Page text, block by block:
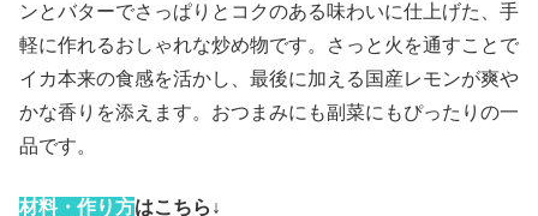
ンとバターでさっぱりとコクのある味わいに仕上げた、手
軽に作れるおしゃれな炒め物です。さっと火を通すことで
イカ本来の食感を活かし、最後に加える国産レモンが爽や
かな香りを添えます。おつまみにも副菜にもぴったりの一
品です。
材料・作り方はこちら↓